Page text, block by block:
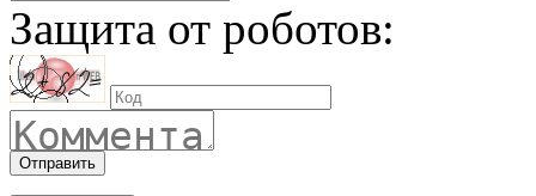
Защита от роботов:
Отправить